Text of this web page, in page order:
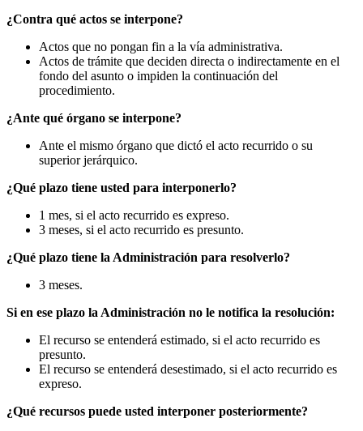
¿Contra qué actos se interpone?
Actos que no pongan fin a la vía administrativa.
Actos de trámite que deciden directa o indirectamente en el
fondo del asunto o impiden la continuación del
procedimiento.
¿Ante qué órgano se interpone?
Ante el mismo órgano que dictó el acto recurrido o su
superior jerárquico.
¿Qué plazo tiene usted para interponerlo?
1 mes, si el acto recurrido es expreso.
3 meses, si el acto recurrido es presunto.
¿Qué plazo tiene la Administración para resolverlo?
3 meses.
Si en ese plazo la Administración no le notifica la resolución:
El recurso se entenderá estimado, si el acto recurrido es
presunto.
El recurso se entenderá desestimado, si el acto recurrido es
expreso.
¿Qué recursos puede usted interponer posteriormente?